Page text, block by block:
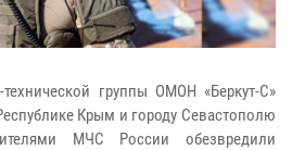
группы ОМОН «Беркут-С»
Крым и городу Севастополю
МЧС России обезвредили